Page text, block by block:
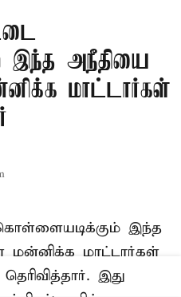
இந்த அநீதியை
மாட்டார்கள்
இந்த
மன்னிக்க மாட்டார்கள்
இது